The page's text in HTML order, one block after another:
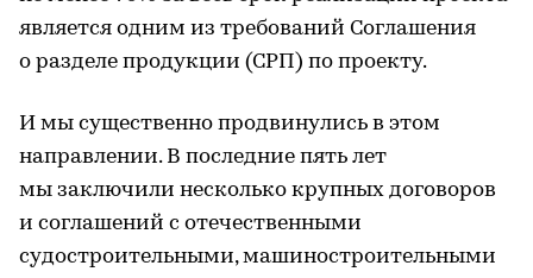
является одним из требований Соглашения
о разделе продукции (СРП) по проекту.
И мы существенно продвинулись в этом
направлении. В последние пять лет
мы заключили несколько крупных договоров
и соглашений с отечественными
судостроительными, машиностроительными